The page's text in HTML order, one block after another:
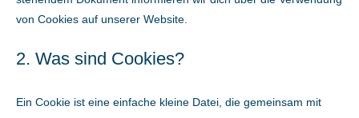
von Cookies auf unserer Website.
2. Was sind Cookies?
Ein Cookie ist eine einfache kleine Datei, die gemeinsam mit